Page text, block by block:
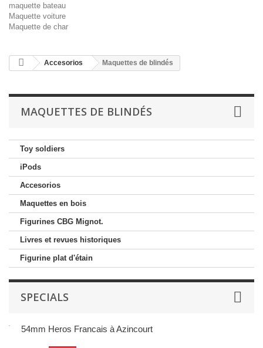
maquette bateau
Maquette voiture
Maquette de char
Accesorios Maquettes de blindés
MAQUETTES DE BLINDÉS
Toy soldiers
iPods
Accesorios
Maquettes en bois
Figurines CBG Mignot.
Livres et revues historiques
Figurine plat d'étain
SPECIALS
54mm Heros Francais à Azincourt